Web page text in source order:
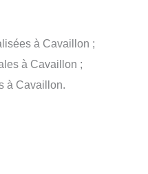
à Cavaillon ;
à Cavaillon ;
à Cavaillon.